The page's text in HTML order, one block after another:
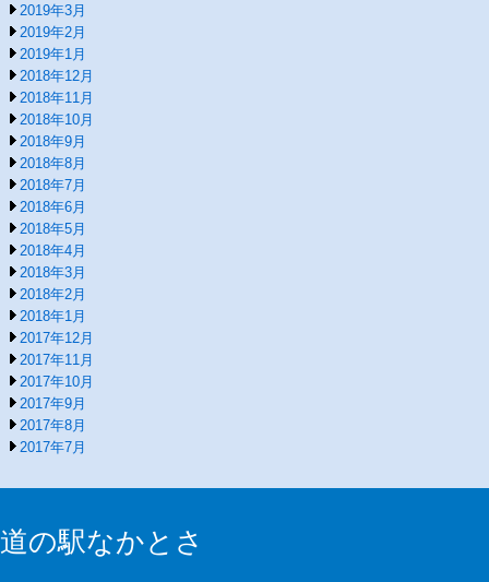
2019年3月
2019年2月
2019年1月
2018年12月
2018年11月
2018年10月
2018年9月
2018年8月
2018年7月
2018年6月
2018年5月
2018年4月
2018年3月
2018年2月
2018年1月
2017年12月
2017年11月
2017年10月
2017年9月
2017年8月
2017年7月
道の駅なかとさ